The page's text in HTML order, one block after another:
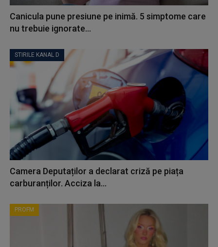
Canicula pune presiune pe inimă. 5 simptome care
nu trebuie ignorate...
STIRILE KANAL D
Camera Deputaților a declarat criză pe piața
carburanților. Acciza la...
PROFM